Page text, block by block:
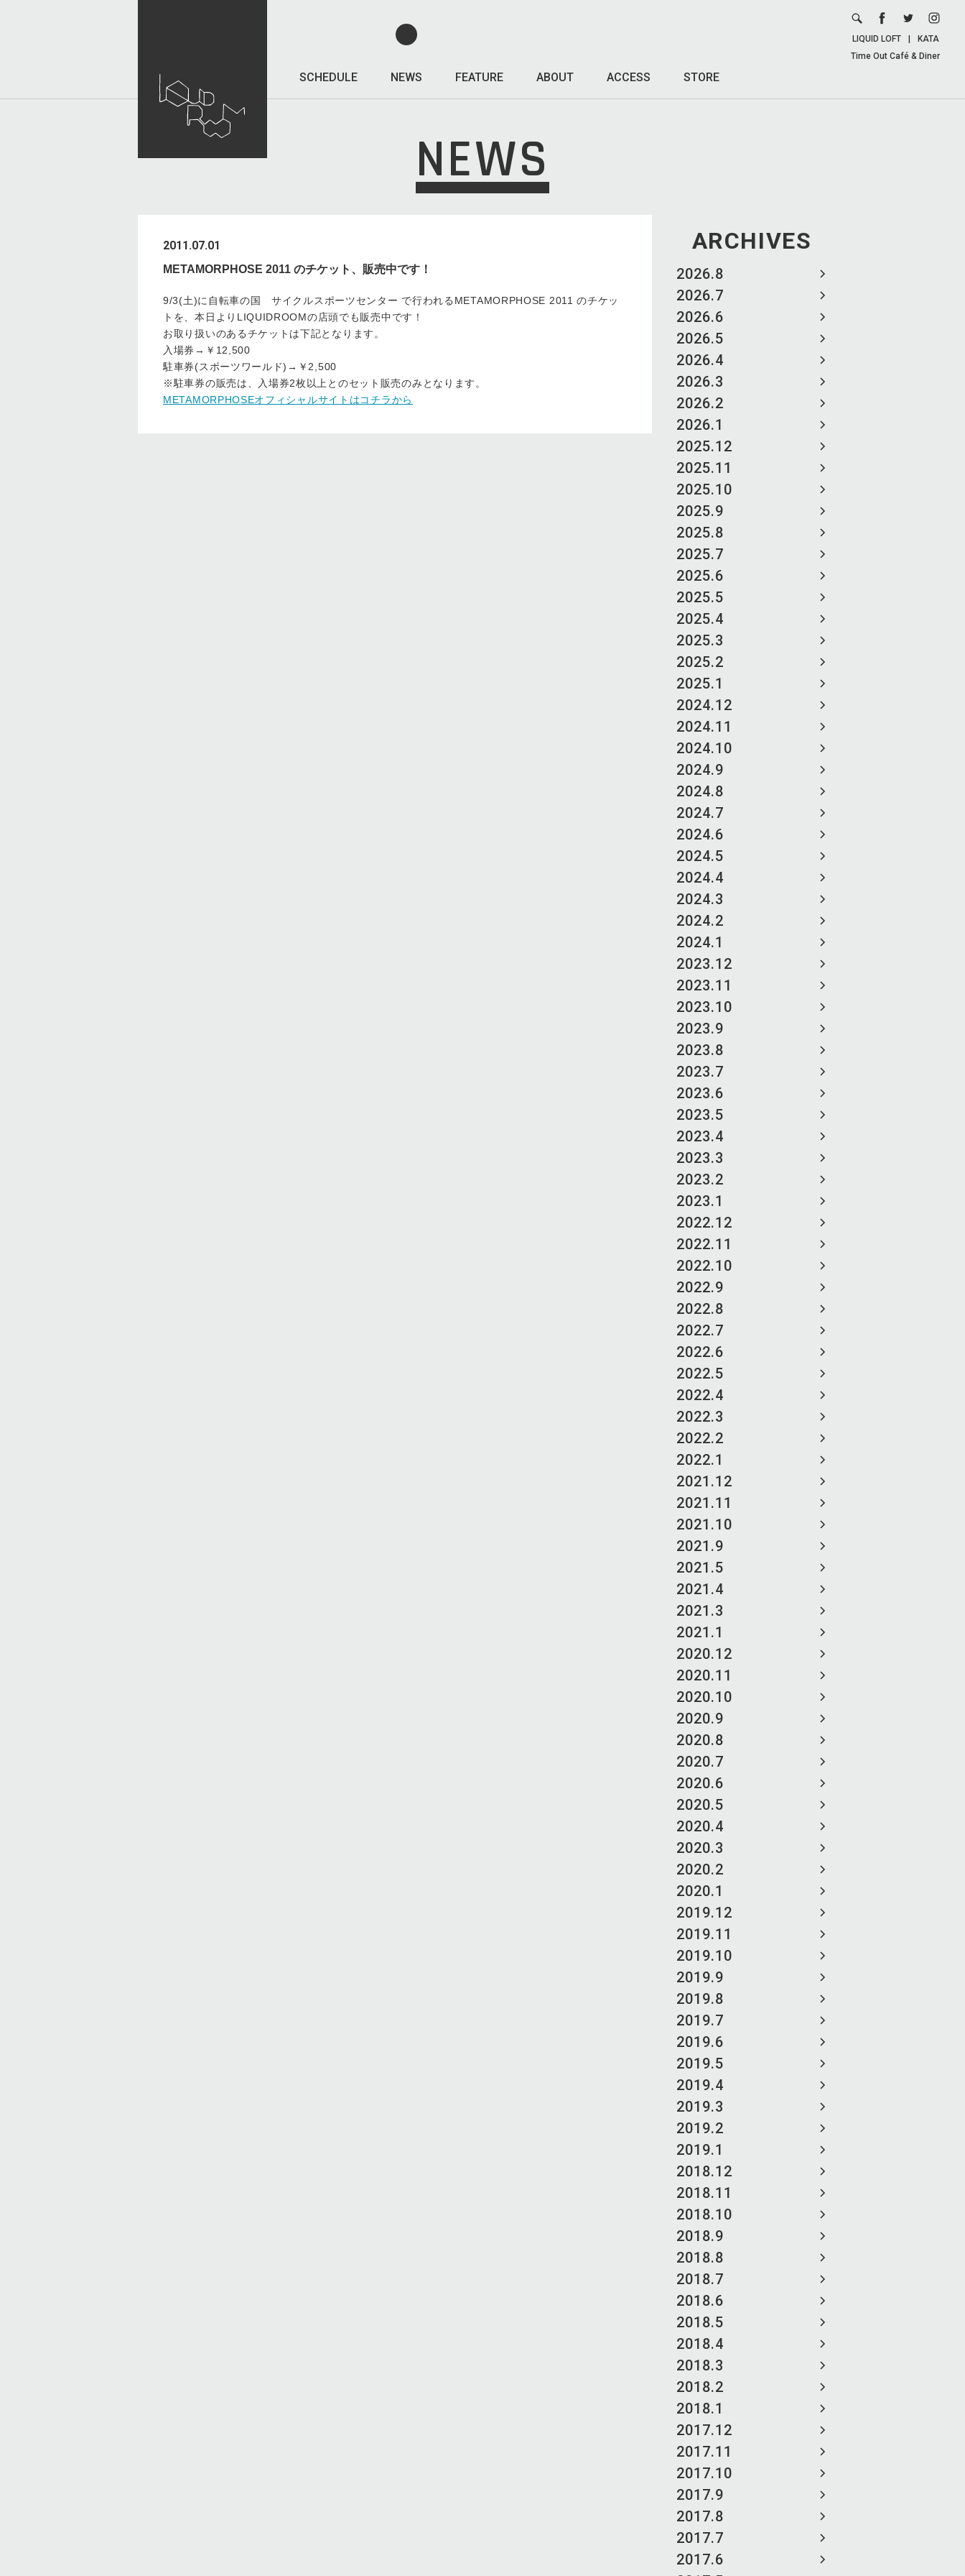
SCHEDULE NEWS FEATURE ABOUT ACCESS STORE
LIQUID LOFT
KATA
Time Out Café & Diner
NEWS
ARCHIVES
2026.8
2026.7
2026.6
2026.5
2026.4
2026.3
2026.2
2026.1
2025.12
2025.11
2025.10
2025.9
2025.8
2025.7
2025.6
2025.5
2025.4
2025.3
2025.2
2025.1
2024.12
2024.11
2024.10
2024.9
2024.8
2024.7
2024.6
2024.5
2024.4
2024.3
2024.2
2024.1
2023.12
2023.11
2023.10
2023.9
2023.8
2023.7
2023.6
2023.5
2023.4
2023.3
2023.2
2023.1
2022.12
2022.11
2022.10
2022.9
2022.8
2022.7
2022.6
2022.5
2022.4
2022.3
2022.2
2022.1
2021.12
2021.11
2021.10
2021.9
2021.5
2021.4
2021.3
2021.1
2020.12
2020.11
2020.10
2020.9
2020.8
2020.7
2020.6
2020.5
2020.4
2020.3
2020.2
2020.1
2019.12
2019.11
2019.10
2019.9
2019.8
2019.7
2019.6
2019.5
2019.4
2019.3
2019.2
2019.1
2018.12
2018.11
2018.10
2018.9
2018.8
2018.7
2018.6
2018.5
2018.4
2018.3
2018.2
2018.1
2017.12
2017.11
2017.10
2017.9
2017.8
2017.7
2017.6
2011.07.01
METAMORPHOSE 2011 のチケット、販売中です！
9/3(土)に自転車の国 サイクルスポーツセンター で行われるMETAMORPHOSE 2011 のチケッ
トを、本日よりLIQUIDROOMの店頭でも販売中です！
お取り扱いのあるチケットは下記となります。
入場券→￥12,500
駐車券(スポーツワールド)→￥2,500
※駐車券の販売は、入場券2枚以上とのセット販売のみとなります。
METAMORPHOSEオフィシャルサイトはコチラから